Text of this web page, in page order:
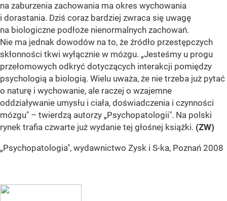
na zaburzenia zachowania ma okres wychowania
i dorastania. Dziś coraz bardziej zwraca się uwagę
na biologiczne podłoże nienormalnych zachowań.
Nie ma jednak dowodów na to, że źródło przestępczych
skłonności tkwi wyłącznie w mózgu. „Jesteśmy u progu
przełomowych odkryć dotyczących interakcji pomiędzy
psychologią a biologią. Wielu uważa, że nie trzeba już pytać
o naturę i wychowanie, ale raczej o wzajemne
oddziaływanie umysłu i ciała, doświadczenia i czynności
mózgu" – twierdzą autorzy „Psychopatologii". Na polski
rynek trafia czwarte już wydanie tej głośnej książki. (ZW)
„Psychopatologia", wydawnictwo Zysk i S-ka, Poznań 2008